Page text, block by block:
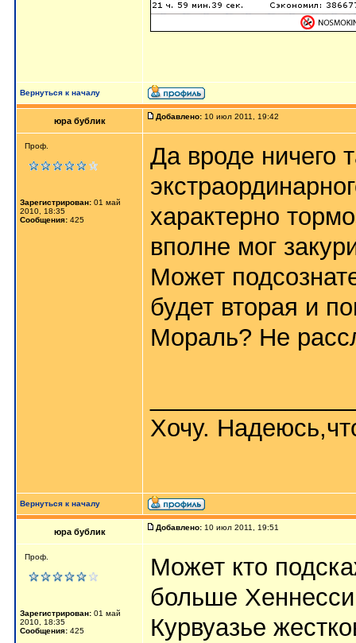
Вернуться к началу
юра бублик Добавлено: 10 июл 2011, 19:42
Проф.
Зарегистрирован: 01 май
2010, 18:35
Сообщения: 425
Да вроде ничего
характерно
вполне мог
Может
будет вторая и
Мораль? Не
Хочу.
Вернуться к началу
юра бублик Добавлено: 10 июл 2011, 19:51
Проф.
Зарегистрирован: 01 май
2010, 18:35
Сообщения: 425
Может кто
больше
Курвуазье